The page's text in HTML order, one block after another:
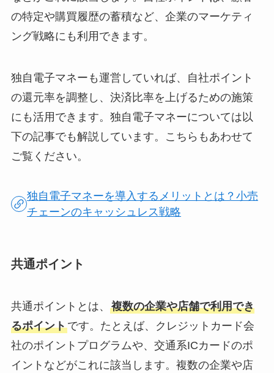
の特定や購買履歴の蓄積など、企業のマーケティ
ング戦略にも利用できます。
独自電子マネーも運営していれば、自社ポイント
の還元率を調整し、決済比率を上げるための施策
にも活用できます。独自電子マネーについては以
下の記事でも解説しています。こちらもあわせて
ご覧ください。
独自電子マネーを導入するメリットとは？小売
チェーンのキャッシュレス戦略
共通ポイント
共通ポイントとは、 複数の企業や店舗で利用でき
るポイントです。たとえば、クレジットカード会
社のポイントプログラムや、交通系ICカードのポ
イントなどがこれに該当します。複数の企業や店